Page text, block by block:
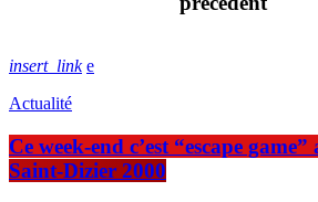
insert_link
Actualité
Ce week-end c’est “escape
Saint-Dizier 2000